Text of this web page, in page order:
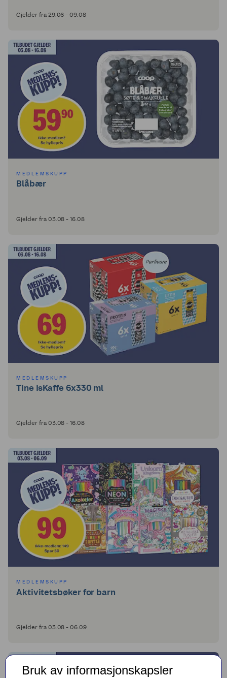
Gjelder fra 29.06 - 09.08
MEDLEMSKUPP
Blåbær
Gjelder fra 03.08 - 16.08
MEDLEMSKUPP
Tine IsKaffe 6x330 ml
Gjelder fra 03.08 - 16.08
MEDLEMSKUPP
Aktivitetsbøker for barn
Gjelder fra 03.08 - 06.09
Bruk av informasjonskapsler